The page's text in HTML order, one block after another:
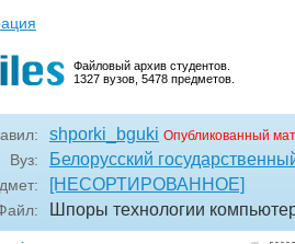
Файловый архив студентов.
1327 вузов, 5478 предметов.
shporki_bguki Опубликованный
Вуз: Белорусский
[НЕСОРТИРОВАННОЕ]
Шпоры технологии
и параметры абзаца
текста)
документа.
документов в текстовых
и настольных издательских
«шаг», высота, основные